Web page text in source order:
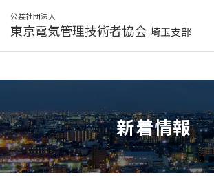
公益社団法人
東京電気管理技術者協会 埼玉支部
新着情報